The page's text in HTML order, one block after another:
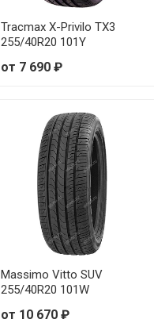
от 16 360 ₽
от 27 760 ₽
от 29 370 ₽
от 9 970 ₽
от 20 970 ₽
от 16 230 ₽
Tracmax X-Privilo TX3
255/40R20 101Y
от 7 690 ₽
Massimo Vitto SUV
255/40R20 101W
от 10 670 ₽